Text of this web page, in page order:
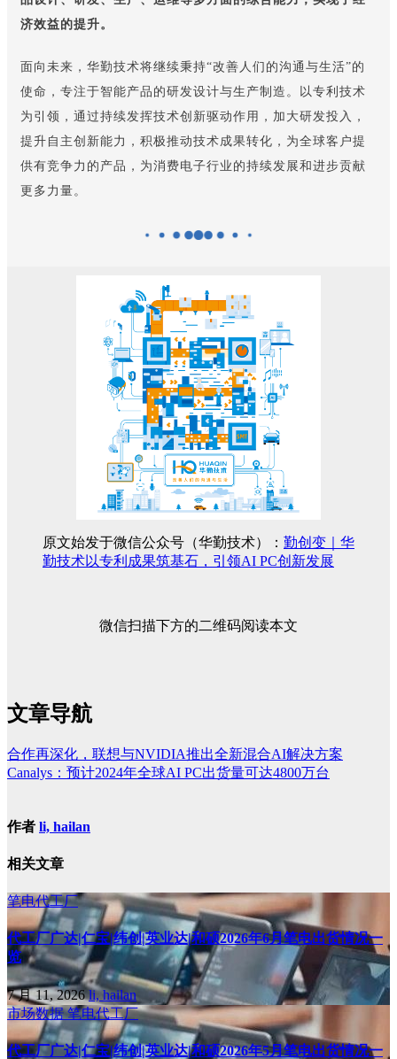
济效益的提升。
面向未来，华勤技术将继续秉持“改善人们的沟通与生活”的
使命，专注于智能产品的研发设计与生产制造。以专利技术
为引领，通过持续发挥技术创新驱动作用，加大研发投入，
提升自主创新能力，积极推动技术成果转化，为全球客户提
供有竞争力的产品，为消费电子行业的持续发展和进步贡献
更多力量。
原文始发于微信公众号（华勤技术）： 勤创变｜华
勤技术以专利成果筑基石，引领AI PC创新发展
微信扫描下方的二维码阅读本文
文章导航
合作再深化，联想与NVIDIA推出全新混合AI解决方案
Canalys：预计2024年全球AI PC出货量可达4800万台
作者 li, hailan
相关文章
笔电代工厂
代工厂广达|仁宝|纬创|英业达|和硕2026年6月笔电出货情况一
览
7 月 11, 2026li, hailan
市场数据笔电代工厂
代工厂广达|仁宝|纬创|英业达|和硕2026年5月笔电出货情况一